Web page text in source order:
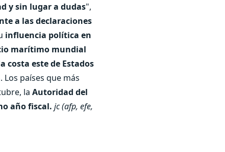
y sin lugar a dudas",
a las declaraciones
influencia política en
marítimo mundial
costa este de Estados
. Los países que más
la Autoridad del
año fiscal. jc (afp, efe,